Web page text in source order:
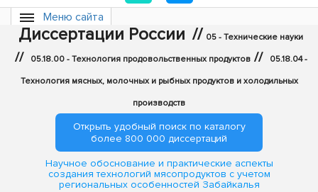
Меню сайта
Диссертации России // 05 - Технические науки
// 05.18.00 - Технология продовольственных продуктов // 05.18.04 -
Технология мясных, молочных и рыбных продуктов и холодильных
производств
Открыть удобный поиск по каталогу
более 800 000 диссертаций
Научное обоснование и практические аспекты
создания технологий мясопродуктов с учетом
региональных особенностей Забайкалья